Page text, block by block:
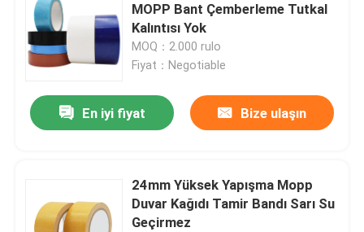
MOPP Bant Çemberleme Tutkal
Kalıntısı Yok
MOQ：2.000 rulo
Fiyat：Negotiable
En iyi fiyat Bize ulaşın
24mm Yüksek Yapışma Mopp
Duvar Kağıdı Tamir Bandı Sarı Su
Geçirmez